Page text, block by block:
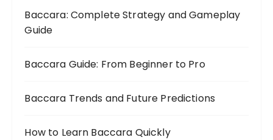
Baccara: Complete Strategy and Gameplay
Guide
Baccara Guide: From Beginner to Pro
Baccara Trends and Future Predictions
How to Learn Baccara Quickly